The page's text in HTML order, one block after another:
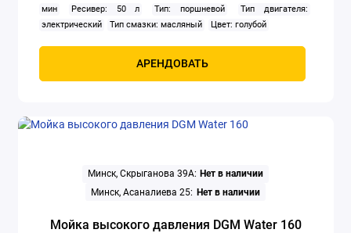
мин
Ресивер: 50 л Тип: поршневой
Тип двигателя:
электрический
Тип смазки: масляный Цвет: голубой
АРЕНДОВАТЬ
Минск, Скрыганова 39А: Нет в наличии
Минск, Асаналиева 25: Нет в наличии
Мойка высокого давления DGM Water 160